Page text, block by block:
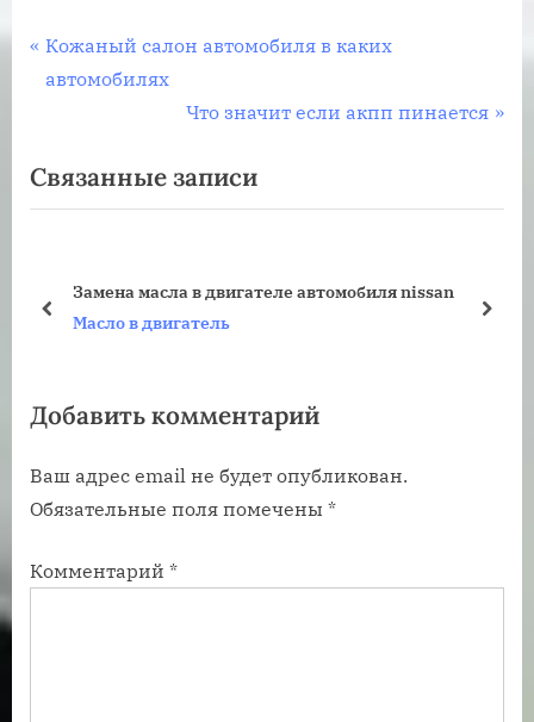
Навигация
П
р
ы
д
а
а
и
с
:
Кожаный салон автомобиля в каких
автомобилях
С
е
д
з
п
и
Что значит если акпп пинается
Связанные записи
Замена масла в двигателе автомобиля nissan
Масло в двигатель
пред
Добавить комментарий
Ваш адрес email не будет опубликован.
Обязательные поля помечены *
Комментарий *